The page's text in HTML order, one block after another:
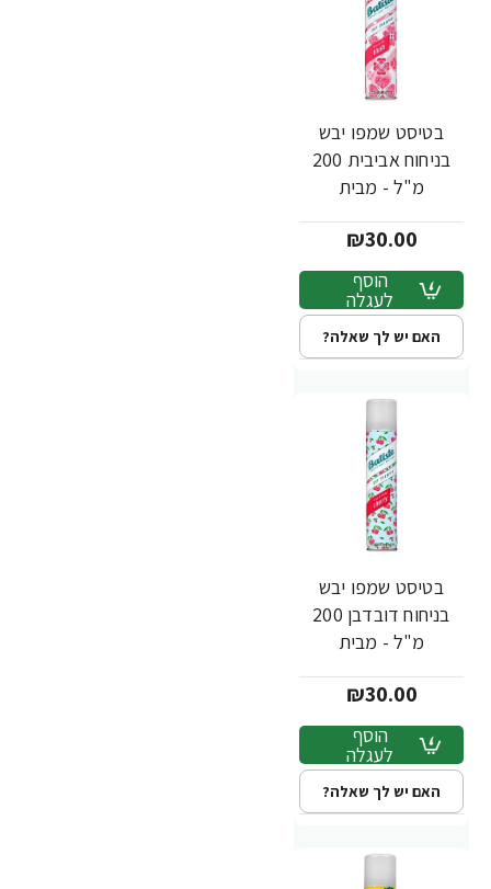
בטיסט שמפו יבש
בניחוח אביבית 200
מ"ל - מבית
₪30.00
הוסף
לעגלה
האם יש לך שאלה?
בטיסט שמפו יבש
בניחוח דובדבן 200
מ"ל - מבית
₪30.00
הוסף
לעגלה
האם יש לך שאלה?